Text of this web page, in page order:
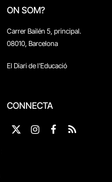
ON SOM?
Carrer Bailén 5, principal.
08010, Barcelona
El Diari de l'Educació
CONNECTA
X
Instagram
Facebook
RSS